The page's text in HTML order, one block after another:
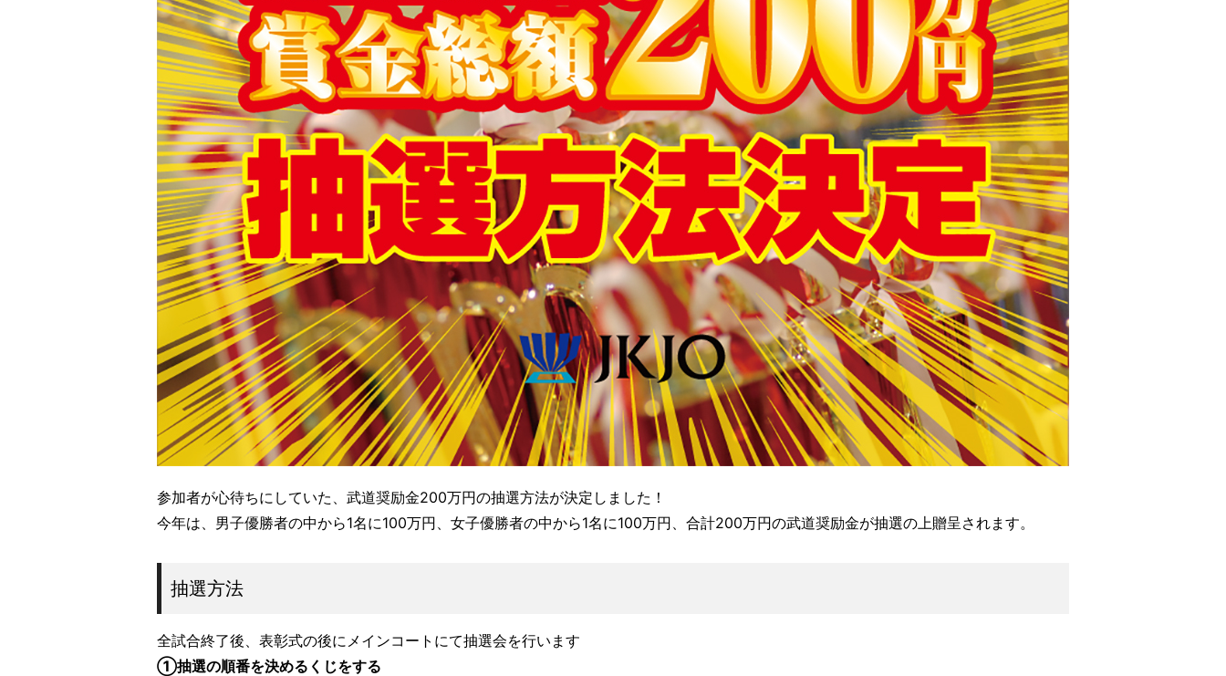
参加者が心待ちにしていた、武道奨励金200万円の抽選方法が決定しました！
今年は、男子優勝者の中から1名に100万円、女子優勝者の中から1名に100万円、合計200万円の武道奨励金が抽選の上贈呈されます。
抽選方法
全試合終了後、表彰式の後にメインコートにて抽選会を行います
①抽選の順番を決めるくじをする